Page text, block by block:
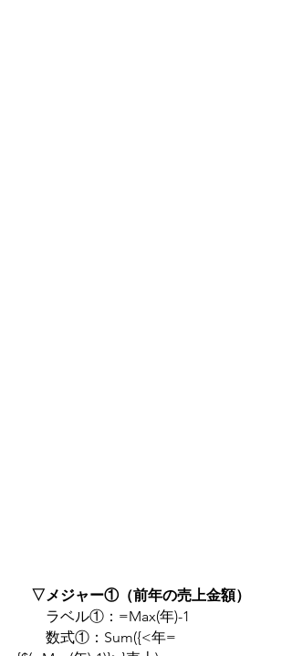
▽メジャー①（前年の売上金額）
ラベル①：=Max(年)-1
数式①：Sum({<年=